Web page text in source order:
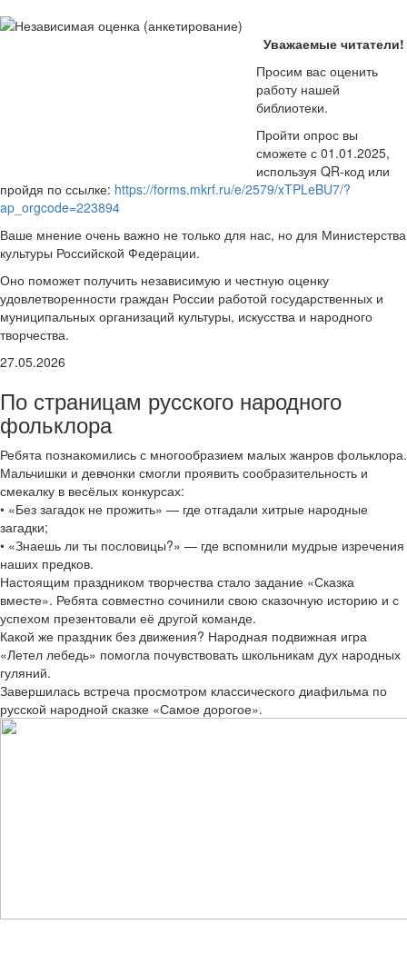
Уважаемые читатели!
Просим вас оценить
работу нашей
библиотеки.
Пройти опрос вы
сможете с 01.01.2025,
используя QR-код или
пройдя по ссылке: https://forms.mkrf.ru/e/2579/xTPLeBU7/?
ap_orgcode=223894
Ваше мнение очень важно не только для нас, но для Министерства
культуры Российской Федерации.
Оно поможет получить независимую и честную оценку
удовлетворенности граждан России работой государственных и
муниципальных организаций культуры, искусства и народного
творчества.
27.05.2026
По страницам русского народного
фольклора
Ребята познакомились с многообразием малых жанров фольклора.
Мальчишки и девчонки смогли проявить сообразительность и
смекалку в весёлых конкурсах:
• «Без загадок не прожить» — где отгадали хитрые народные
загадки;
• «Знаешь ли ты пословицы?» — где вспомнили мудрые изречения
наших предков.
Настоящим праздником творчества стало задание «Сказка
вместе». Ребята совместно сочинили свою сказочную историю и с
успехом презентовали её другой команде.
Какой же праздник без движения? Народная подвижная игра
«Летел лебедь» помогла почувствовать школьникам дух народных
гуляний.
Завершилась встреча просмотром классического диафильма по
русской народной сказке «Самое дорогое».